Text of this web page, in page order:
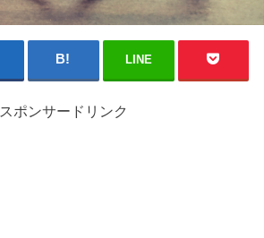
LINE
スポンサードリンク